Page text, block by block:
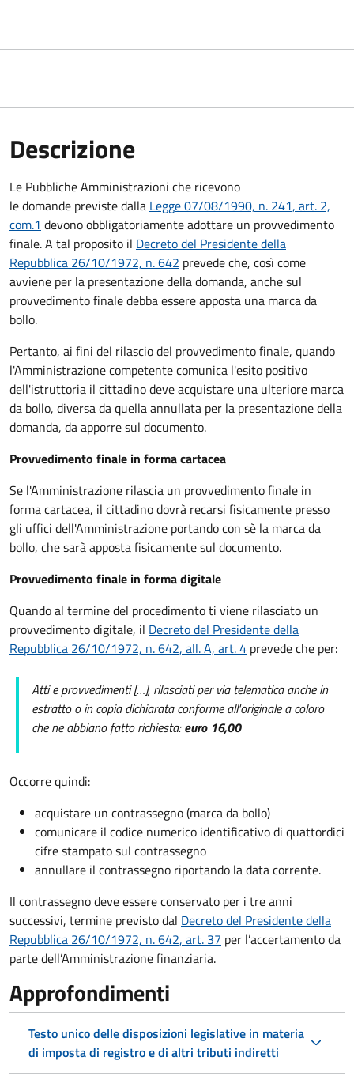
Descrizione
Le Pubbliche Amministrazioni che ricevono
le domande previste dalla Legge 07/08/1990, n. 241, art. 2,
com.1 devono obbligatoriamente adottare un provvedimento
finale. A tal proposito il Decreto del Presidente della
Repubblica 26/10/1972, n. 642 prevede che, così come
avviene per la presentazione della domanda, anche sul
provvedimento finale debba essere apposta una marca da
bollo.
Pertanto, ai fini del rilascio del provvedimento finale, quando
l'Amministrazione competente comunica l'esito positivo
dell'istruttoria il cittadino deve acquistare una ulteriore marca
da bollo, diversa da quella annullata per la presentazione della
domanda, da apporre sul documento.
Provvedimento finale in forma cartacea
Se l'Amministrazione rilascia un provvedimento finale in
forma cartacea, il cittadino dovrà recarsi fisicamente presso
gli uffici dell'Amministrazione portando con sè la marca da
bollo, che sarà apposta fisicamente sul documento.
Provvedimento finale in forma digitale
Quando al termine del procedimento ti viene rilasciato un
provvedimento digitale, il Decreto del Presidente della
Repubblica 26/10/1972, n. 642, all. A, art. 4 prevede che per:
Atti e provvedimenti […], rilasciati per via telematica anche in
estratto o in copia dichiarata conforme all'originale a coloro
che ne abbiano fatto richiesta:euro 16,00
Occorre quindi:
acquistare un contrassegno (marca da bollo)
comunicare il codice numerico identificativo di quattordici
cifre stampato sul contrassegno
annullare il contrassegno riportando la data corrente.
Il contrassegno deve essere conservato per i tre anni
successivi, termine previsto dal Decreto del Presidente della
Repubblica 26/10/1972, n. 642, art. 37 per l’accertamento da
parte dell’Amministrazione finanziaria.
Approfondimenti
Testo unico delle disposizioni legislative in materia
di imposta di registro e di altri tributi indiretti